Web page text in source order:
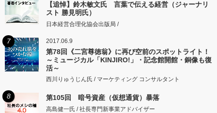
【追悼】鈴木敏文氏 言葉で伝える経営（ジャーナリ
スト 勝見明氏）
日本経営合理化協会出版局 /
7 2017.06.9
第78回《二宮尊徳翁》に再び空前のスポットライト！
～ミュージカル「KINJIRO!」・記念館開館・銅像も復
活～
西川りゅうじん氏 / マーケティング コンサルタント
8 第105回 暗号資産（仮想通貨）暴落
高島健一氏 / 社長専門新事業アドバイザー